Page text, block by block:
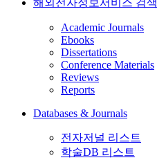
해외전자정보서비스 검색
Academic Journals
Ebooks
Dissertations
Conference Materials
Reviews
Reports
Databases & Journals
전자저널 리스트
학술DB 리스트